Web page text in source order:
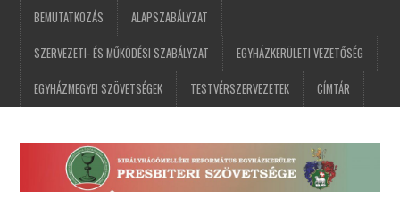
BEMUTATKOZÁS ALAPSZABÁLYZAT
SZERVEZETI- ÉS MŰKÖDÉSI SZABÁLYZAT EGYHÁZKERÜLETI VEZETŐSÉG
EGYHÁZMEGYEI SZÖVETSÉGEK TESTVÉRSZERVEZETEK CÍMTÁR